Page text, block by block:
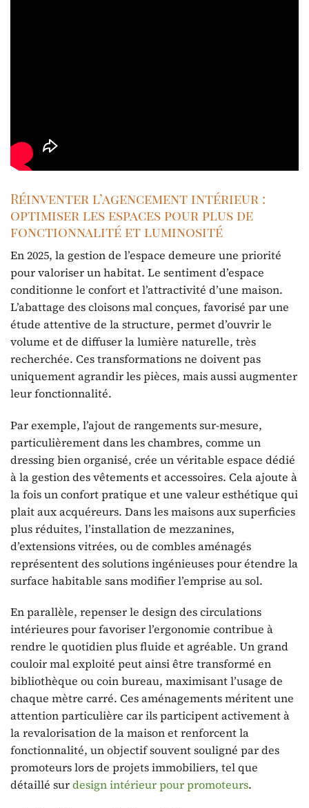
Réinventer l’agencement intérieur :
optimiser les espaces pour plus de
fonctionnalité et luminosité
En 2025, la gestion de l’espace demeure une priorité
pour valoriser un habitat. Le sentiment d’espace
conditionne le confort et l’attractivité d’une maison.
L’abattage des cloisons mal conçues, favorisé par une
étude attentive de la structure, permet d’ouvrir le
volume et de diffuser la lumière naturelle, très
recherchée. Ces transformations ne doivent pas
uniquement agrandir les pièces, mais aussi augmenter
leur fonctionnalité.
Par exemple, l’ajout de rangements sur-mesure,
particulièrement dans les chambres, comme un
dressing bien organisé, crée un véritable espace dédié
à la gestion des vêtements et accessoires. Cela ajoute à
la fois un confort pratique et une valeur esthétique qui
plait aux acquéreurs. Dans les maisons aux superficies
plus réduites, l’installation de mezzanines,
d’extensions vitrées, ou de combles aménagés
représentent des solutions ingénieuses pour étendre la
surface habitable sans modifier l’emprise au sol.
En parallèle, repenser le design des circulations
intérieures pour favoriser l’ergonomie contribue à
rendre le quotidien plus fluide et agréable. Un grand
couloir mal exploité peut ainsi être transformé en
bibliothèque ou coin bureau, maximisant l’usage de
chaque mètre carré. Ces aménagements méritent une
attention particulière car ils participent activement à
la revalorisation de la maison et renforcent la
fonctionnalité, un objectif souvent souligné par des
promoteurs lors de projets immobiliers, tel que
détaillé surdesign intérieur pour promoteurs.